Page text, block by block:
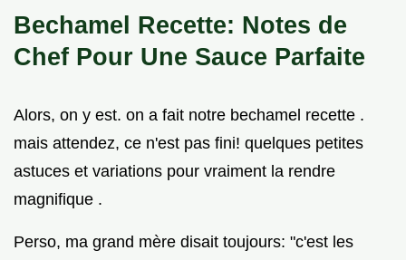
Bechamel Recette: Notes de
Chef Pour Une Sauce Parfaite
Alors, on y est. on a fait notre bechamel recette .
mais attendez, ce n'est pas fini! quelques petites
astuces et variations pour vraiment la rendre
magnifique .
Perso, ma grand mère disait toujours: "c'est les